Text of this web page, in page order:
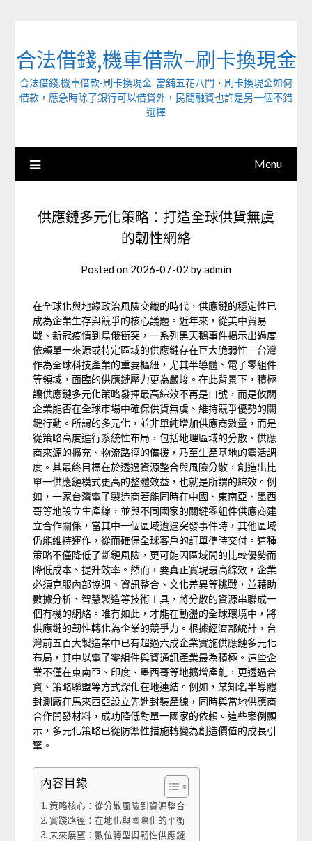
合法借錢,機車借款-刷卡換現金
合法借錢,機車借款-刷卡換現金. 當舖五花八門，刷卡換現金如何
借款，應急時除了銀行可以借貸外，民間融資也許是另一個不錯
選擇
Menu
供應鏈多元化策略：打造全球供貨無虞
的韌性網絡
Posted on 2026-07-02 byadmin
在全球化與地緣政治風險交織的時代，供應鏈的穩定性已
成為企業生存與競爭的核心議題。近年來，從美中貿易
戰、新冠疫情到烏俄衝突，一系列黑天鵝事件揭示出過度
依賴單一來源或特定區域的供應鏈存在巨大脆弱性。台灣
作為全球科技產業的重要樞紐，尤其半導體、電子零組件
等領域，面臨的供應鏈壓力更為嚴峻。在此背景下，積極
讓供應鏈多元化策略發揮最高綜效不再是口號，而是攸關
企業能否在全球市場中確保供貨無虞、維持競爭優勢的關
鍵行動。所謂的多元化，並非單純增加供應商數量，而是
從策略高度進行系統性布局，包括地理區域的分散、供應
商來源的擴充、物流路徑的備援，乃至生產基地的靈活調
度。其最終目標在於透過資源整合與風險分散，創造出比
單一供應鏈模式更高的整體效益，也就是所謂的綜效。例
如，一家台灣電子製造商若能同時在中國、東南亞、墨西
哥等地設立生產線，並與不同國家的關鍵零組件供應商建
立合作關係，當其中一個區域遭遇突發事件時，其他區域
仍能維持運作，從而確保全球客戶的訂單準時交付。這種
策略不僅降低了斷鏈風險，更可能因區域間的比較優勢而
降低成本、提升效率。然而，要真正實現最高綜效，企業
必須克服內部協調、資訊整合、文化差異等挑戰，並藉助
數據分析、智慧製造等技術工具，將分散的資源串聯成一
個有機的網絡。唯有如此，才能在動盪的全球環境中，將
供應鏈的韌性轉化為企業的競爭力。根據經濟部統計，台
灣前五百大製造業中已有超過六成企業實施供應鏈多元化
布局，其中以電子零組件與資通訊產業最為積極。這些企
業不僅在東南亞、印度、墨西哥等地擴增產能，更透過合
資、策略聯盟等方式深化在地連結。例如，某知名半導體
封測廠在馬來西亞設立先進封裝產線，同時與當地供應商
合作開發材料，成功降低對單一國家的依賴。這些案例顯
示，多元化策略已從防禦性措施轉變為創造價值的成長引
擎。
內容目錄
策略核心：從分散風險到資源整合
實踐路徑：在地化與國際化的平衡
未來展望：數位轉型與韌性供應鏈